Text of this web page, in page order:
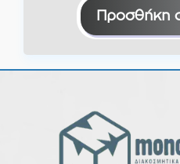
Προσθήκη